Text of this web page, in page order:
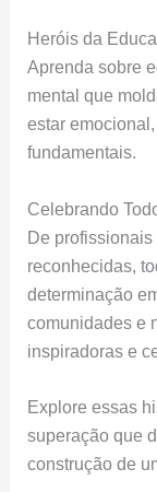
Heróis da
Aprenda sobre
mental que
estar
fundamentais.
Celebrando
De
reconhecidas,
determinação
comunidades e
inspiradoras e
Explore essas
superação que
construção de